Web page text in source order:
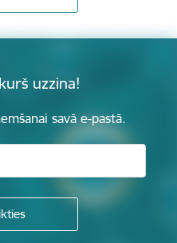
uzzina!
savā e-pastā.